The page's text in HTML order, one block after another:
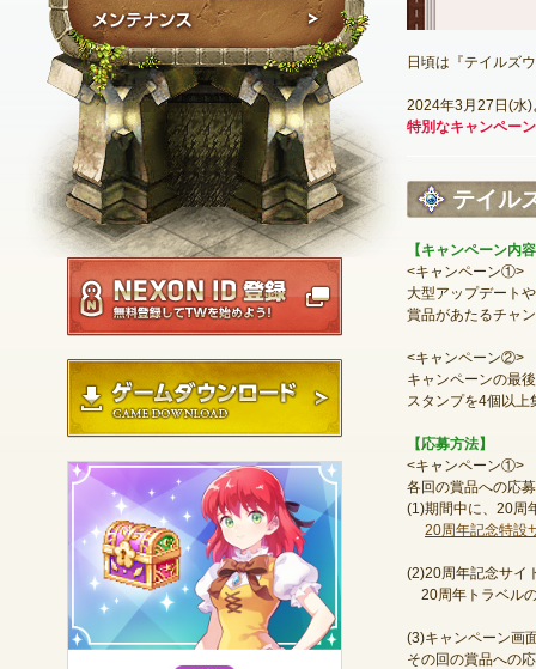
メンテナンス
NEXON ID登録
ゲームダウンロード
日頃は『テイルズ
2024年3月27日(水
特別なキャンペーン
テイル
【キャンペーン内
<キャンペーン①>
大型アップデート
賞品があたるチャ
<キャンペーン②>
キャンペーンの最
スタンプを4個以上
【応募方法】
<キャンペーン①>
各回の賞品への応
(1)期間中に、20周
20周年記念特設
(2)20周年記念サイ
20周年トラベル
(3)キャンペーン画
その回の賞品への